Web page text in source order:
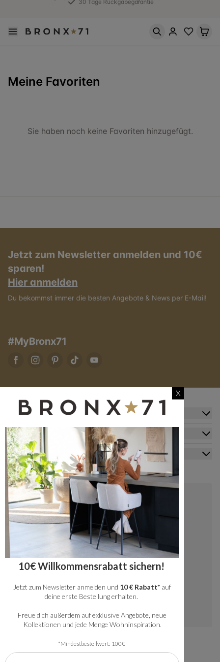
30 Tage Rückgabegarantie
Meine Favoriten
Sie haben noch keine Favoriten hinzugefügt.
Jetzt zum Newsletter anmelden und 10€
sparen!
Hier anmelden
Du bekommst immer die besten Angebote & News per E-Mail!
#MyBronx71
Zusatzinformation
Kundendienst
Mein Konto
Kontakt
+49 20341512060
kundenservice@bronx71.com
Wir reagieren werktags innerhalb von 48
Stunden auf deine Fragen.
Instagram
X
10€ Willkommensrabatt sichern!
Jetzt zum Newsletter anmelden und 10 € Rabatt* auf
deine erste Bestellung erhalten.
Freue dich außerdem auf exklusive Angebote, neue
Kollektionen und jede Menge Wohninspiration.
*Mindestbestellwert: 100€